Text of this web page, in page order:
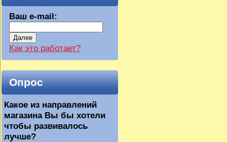
Ваш e-mail:
Далее
Как это работает?
Опрос
Какое из направлений
магазина Вы бы хотели
чтобы развивалось
лучше?